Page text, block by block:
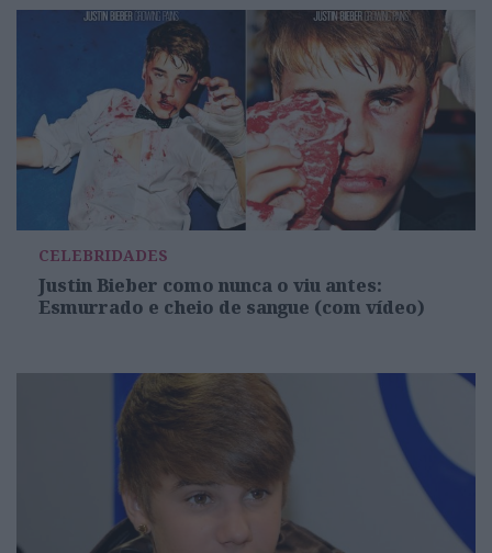
CELEBRIDADES
Justin Bieber como nunca o viu antes:
Esmurrado e cheio de sangue (com vídeo)